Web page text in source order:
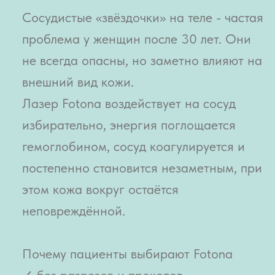
жизни сохраняется.
Важно:тактика лечения и количество
индивидуально.